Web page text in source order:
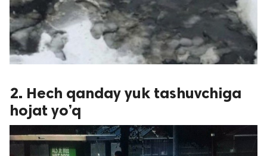
2. Hech qanday yuk tashuvchiga
hojat yo’q